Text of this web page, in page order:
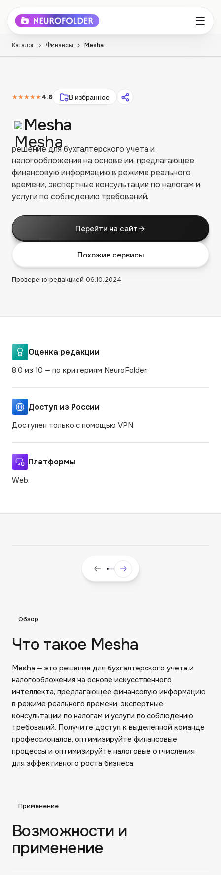
Каталог Финансы Mesha
★★★★★4.6 В избранное
Mesha
решение для бухгалтерского учета и
налогообложения на основе ии, предлагающее
финансовую информацию в режиме реального
времени, экспертные консультации по налогам и
услуги по соблюдению требований.
Перейти на сайт
Похожие сервисы
Проверено редакцией 06.10.2024
Оценка редакции
8.0 из 10 — по критериям NeuroFolder.
Доступ из России
Доступен только с помощью VPN.
Платформы
Web.
Обзор
Что такое Mesha
Mesha — это решение для бухгалтерского учета и
налогообложения на основе искусственного
интеллекта, предлагающее финансовую информацию
в режиме реального времени, экспертные
консультации по налогам и услуги по соблюдению
требований. Получите доступ к выделенной команде
профессионалов, оптимизируйте финансовые
процессы и оптимизируйте налоговые отчисления
для эффективного роста бизнеса.
Применение
Возможности и
применение